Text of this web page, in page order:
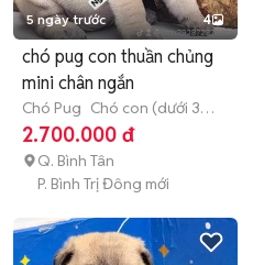
5 ngày trước 4
chó pug con thuần chủng
mini chân ngắn
Chó Pug Chó con (dưới 3
tháng tuổi)
2.700.000 đ
Q. Bình Tân
P. Bình Trị Đông mới